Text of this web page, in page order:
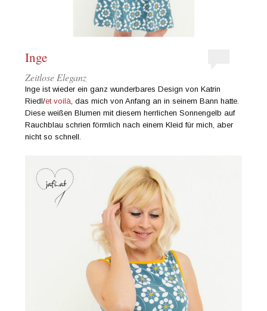
Inge
Zeitlose Eleganz
Inge ist wieder ein ganz wunderbares Design von Katrin
Riedl/et voilà , das mich von Anfang an in seinem Bann hatte.
Diese weißen Blumen mit diesem herrlichen Sonnengelb auf
Rauchblau schrien förmlich nach einem Kleid für mich, aber
nicht so schnell.